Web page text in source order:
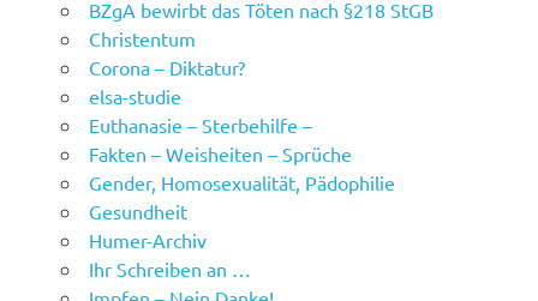
BZgA bewirbt das Töten nach §218 StGB
Christentum
Corona – Diktatur?
elsa-studie
Euthanasie – Sterbehilfe –
Fakten – Weisheiten – Sprüche
Gender, Homosexualität, Pädophilie
Gesundheit
Humer-Archiv
Ihr Schreiben an …